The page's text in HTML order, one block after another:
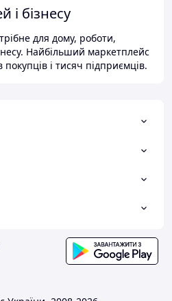
бізнесу
для дому, роботи,
Найбільший маркетплейс
і тисяч підприємців.